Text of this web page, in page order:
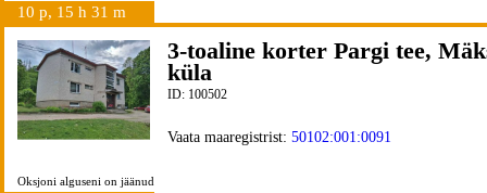
10 p, 15 h 31 m
Oksjoni alguseni on jäänud
3-toaline korter Pargi tee,
küla
ID: 100502
Vaata maaregistrist: 50102:001:0091